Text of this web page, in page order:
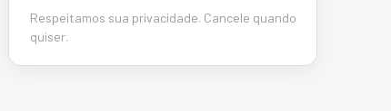
Respeitamos sua privacidade. Cancele quando
quiser.